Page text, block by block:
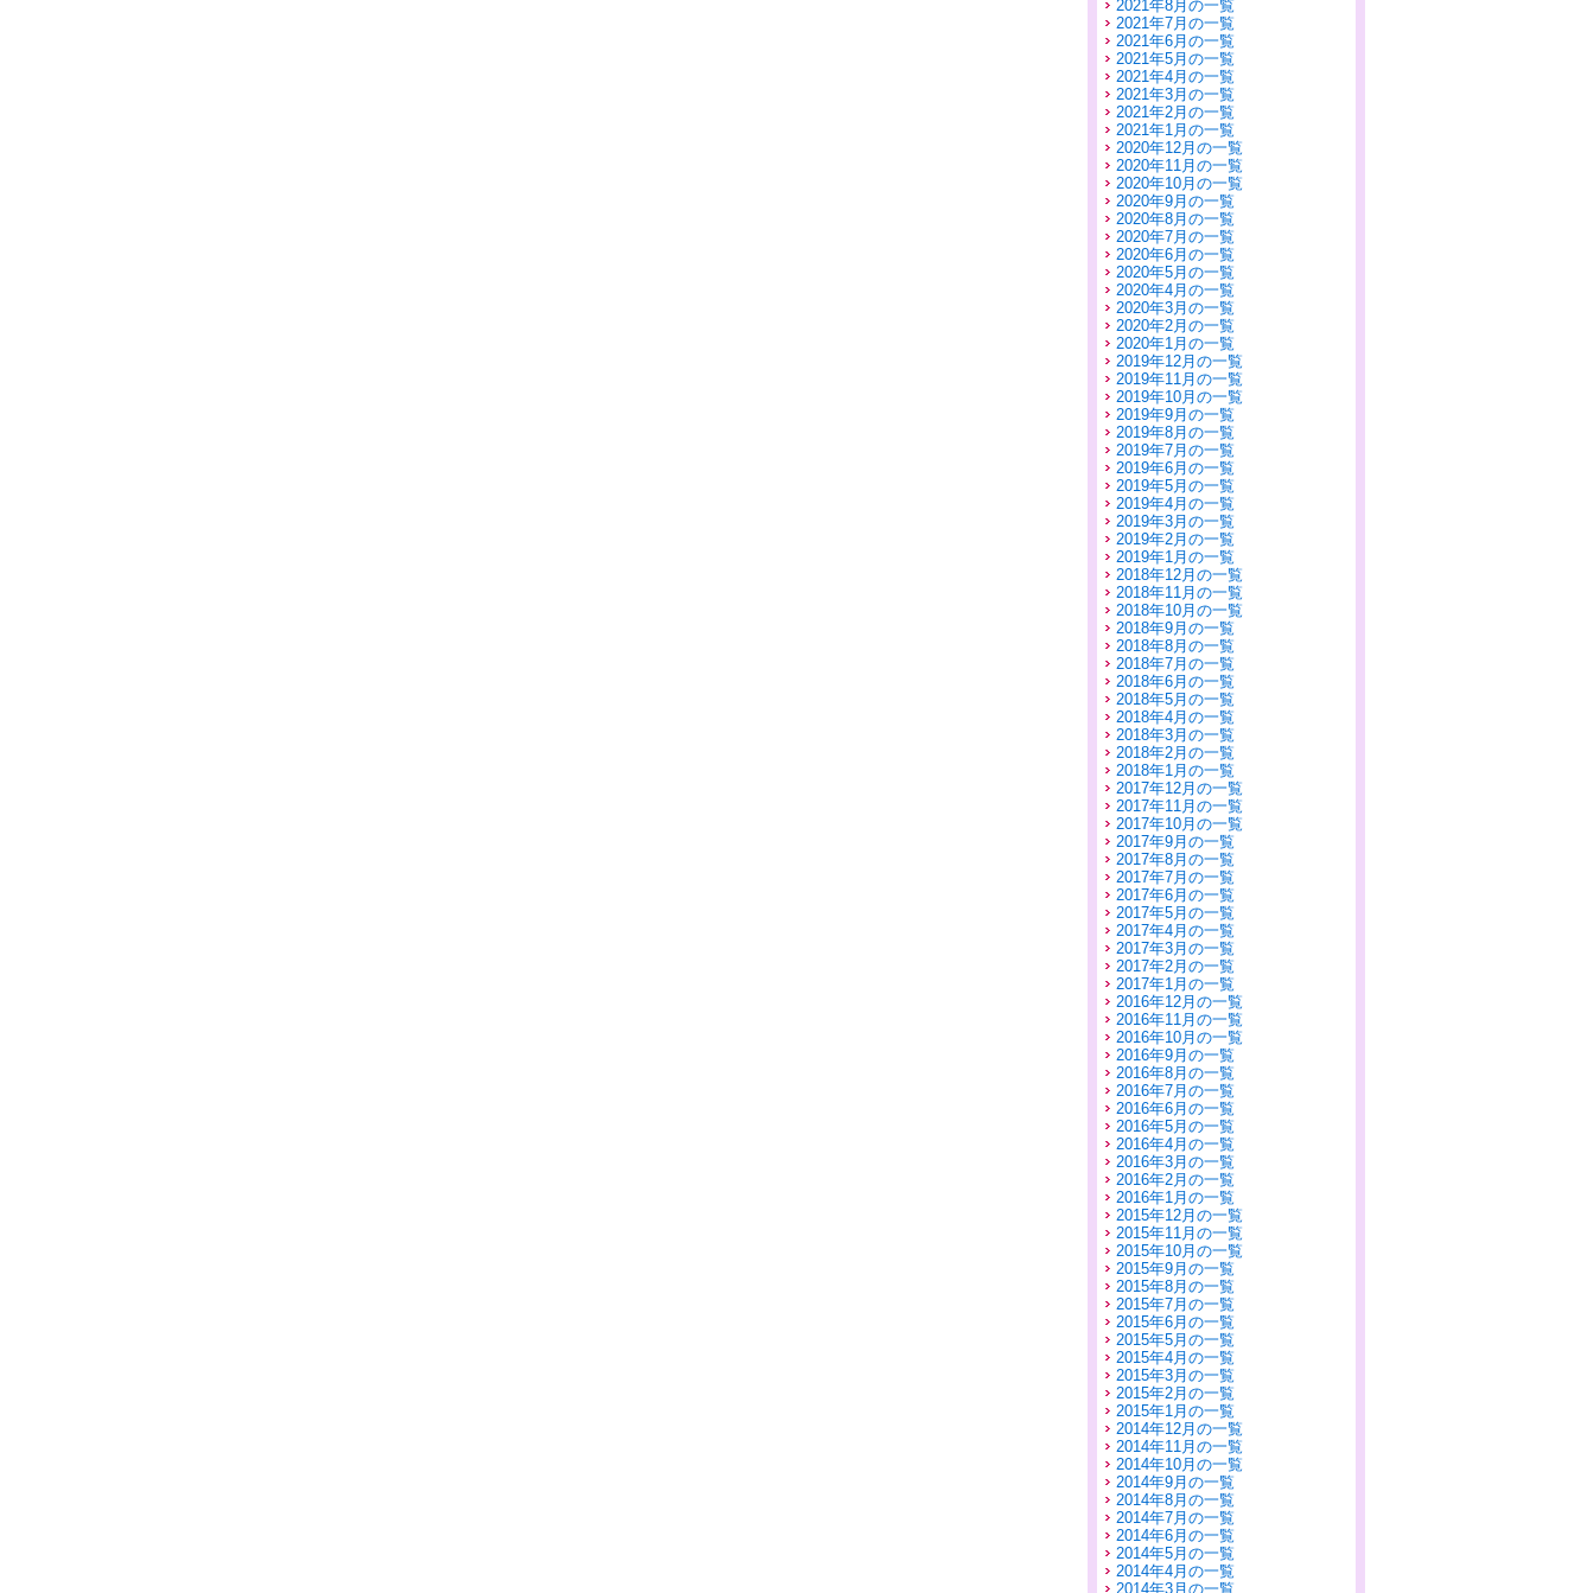
2021年8月の一覧
2021年7月の一覧
2021年6月の一覧
2021年5月の一覧
2021年4月の一覧
2021年3月の一覧
2021年2月の一覧
2021年1月の一覧
2020年12月の一覧
2020年11月の一覧
2020年10月の一覧
2020年9月の一覧
2020年8月の一覧
2020年7月の一覧
2020年6月の一覧
2020年5月の一覧
2020年4月の一覧
2020年3月の一覧
2020年2月の一覧
2020年1月の一覧
2019年12月の一覧
2019年11月の一覧
2019年10月の一覧
2019年9月の一覧
2019年8月の一覧
2019年7月の一覧
2019年6月の一覧
2019年5月の一覧
2019年4月の一覧
2019年3月の一覧
2019年2月の一覧
2019年1月の一覧
2018年12月の一覧
2018年11月の一覧
2018年10月の一覧
2018年9月の一覧
2018年8月の一覧
2018年7月の一覧
2018年6月の一覧
2018年5月の一覧
2018年4月の一覧
2018年3月の一覧
2018年2月の一覧
2018年1月の一覧
2017年12月の一覧
2017年11月の一覧
2017年10月の一覧
2017年9月の一覧
2017年8月の一覧
2017年7月の一覧
2017年6月の一覧
2017年5月の一覧
2017年4月の一覧
2017年3月の一覧
2017年2月の一覧
2017年1月の一覧
2016年12月の一覧
2016年11月の一覧
2016年10月の一覧
2016年9月の一覧
2016年8月の一覧
2016年7月の一覧
2016年6月の一覧
2016年5月の一覧
2016年4月の一覧
2016年3月の一覧
2016年2月の一覧
2016年1月の一覧
2015年12月の一覧
2015年11月の一覧
2015年10月の一覧
2015年9月の一覧
2015年8月の一覧
2015年7月の一覧
2015年6月の一覧
2015年5月の一覧
2015年4月の一覧
2015年3月の一覧
2015年2月の一覧
2015年1月の一覧
2014年12月の一覧
2014年11月の一覧
2014年10月の一覧
2014年9月の一覧
2014年8月の一覧
2014年7月の一覧
2014年6月の一覧
2014年5月の一覧
2014年4月の一覧
2014年3月の一覧